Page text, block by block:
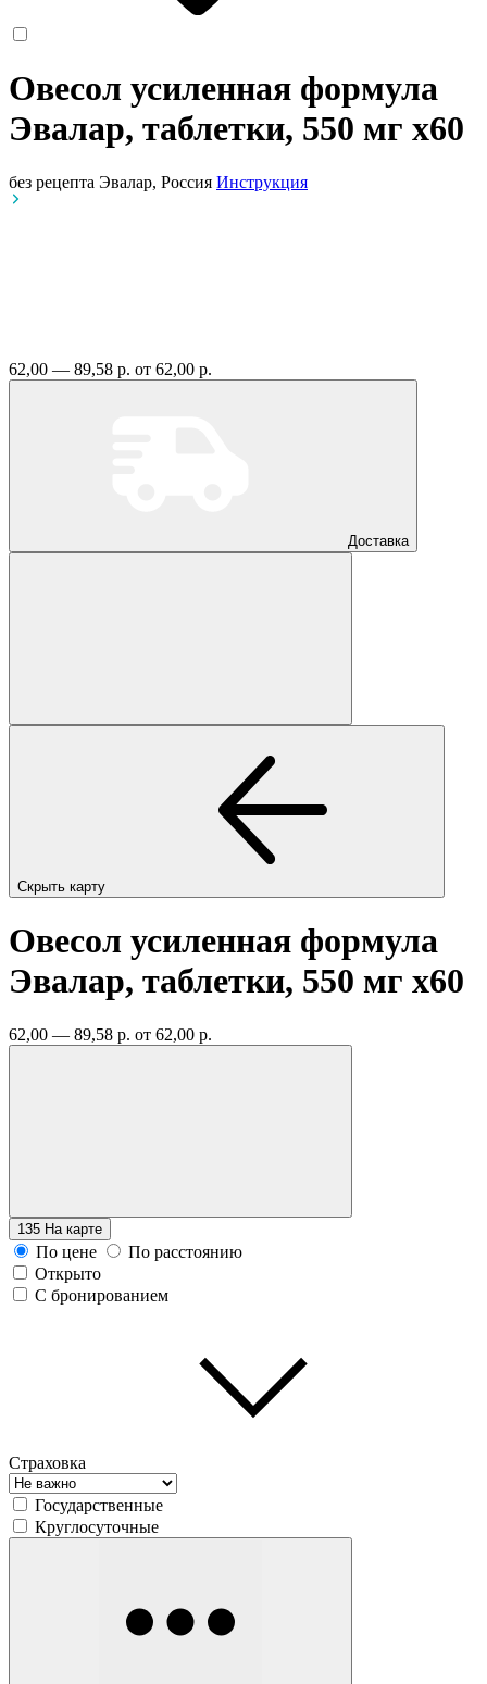
Овесол усиленная формула
Эвалар, таблетки, 550 мг x60
без рецепта Эвалар, Россия Инструкция
62,00 — 89,58 р. от 62,00 р.
Доставка
Скрыть карту
Овесол усиленная формула
Эвалар, таблетки, 550 мг x60
62,00 — 89,58 р. от 62,00 р.
135 На карте
По цене
По расстоянию
Открыто
С бронированием
Страховка
Государственные
Круглосуточные